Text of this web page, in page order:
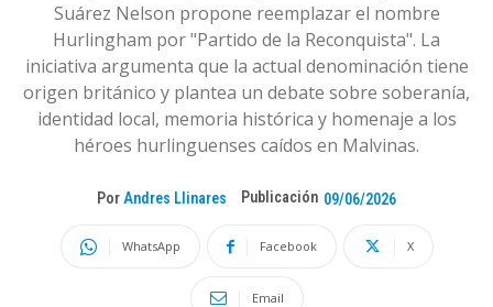
Suárez Nelson propone reemplazar el nombre
Hurlingham por "Partido de la Reconquista". La
iniciativa argumenta que la actual denominación tiene
origen británico y plantea un debate sobre soberanía,
identidad local, memoria histórica y homenaje a los
héroes hurlinguenses caídos en Malvinas.
Por Andres Llinares Publicación 09/06/2026
WhatsApp Facebook X
Email